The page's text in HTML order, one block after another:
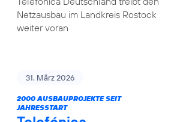
Netzausbau im Landkreis Rostock
weiter voran
31. März 2026
2000 AUSBAUPROJEKTE SEIT
JAHRESSTART